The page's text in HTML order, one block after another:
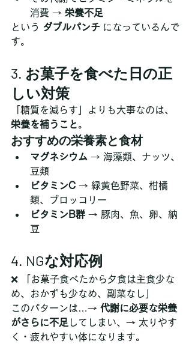
消費 → 栄養不足
という
ダブルパンチ になっているんで
す。
3. お菓子を食べた日の正
しい対策
「糖質を減らす」よりも大事なのは、
栄養を補うこと 。
おすすめの栄養素と食材
マグネシウム → 海藻類、ナッツ、
豆類
ビタミンC → 緑黄色野菜、柑橘
類、ブロッコリー
ビタミンB群 → 豚肉、魚、卵、納
豆
4. NGな対応例
❌ 「お菓子食べたから夕食は主食少な
め、おかずも少なめ、副菜なし」
このパターンは…→ 代謝に必要な栄養
がさらに不足 してしまい、→ 太りやす
く・疲れやすい体になります。